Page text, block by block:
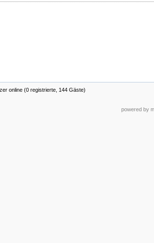
online (0 registrierte, 144 Gäste)
powered by